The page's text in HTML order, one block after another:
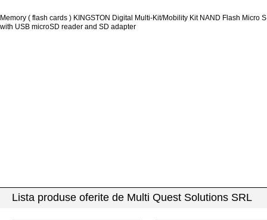
Memory ( flash cards ) KINGSTON Digital Multi-Kit/Mobility Kit NAND Flash Micro
with USB microSD reader and SD adapter
Lista produse oferite de Multi Quest Solutions SRL